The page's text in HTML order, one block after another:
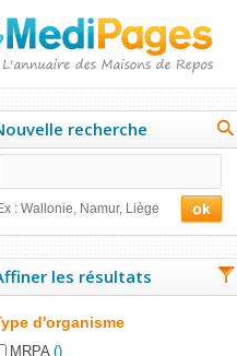
recherche
: Wallonie, Namur, Liège
les résultats
d'organisme
MRPA ()